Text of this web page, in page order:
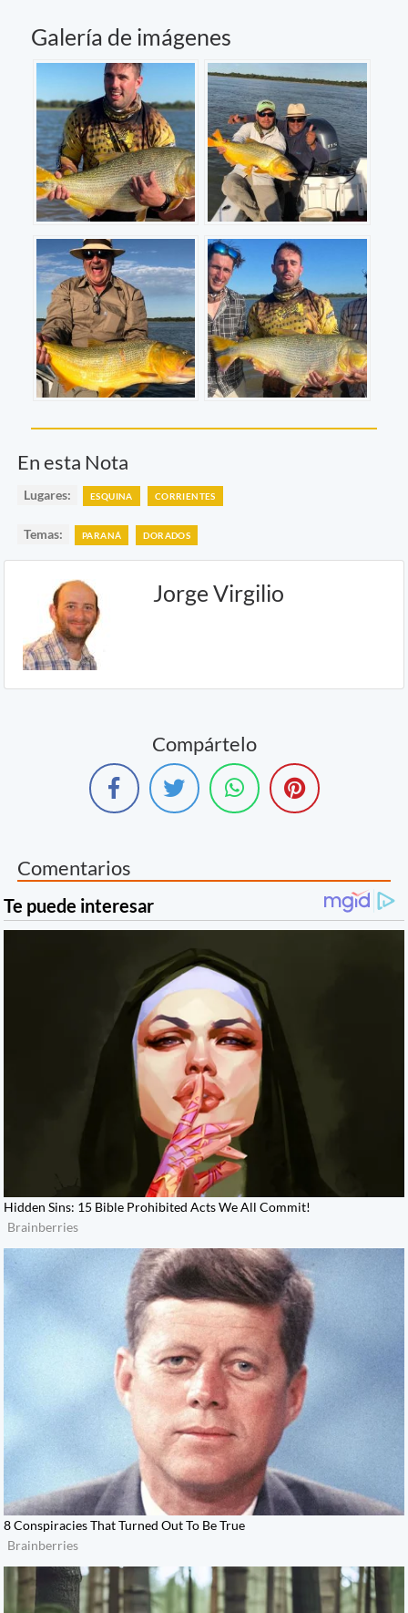
Galería de imágenes
En esta Nota
Lugares: ESQUINA CORRIENTES
Temas: PARANÁ DORADOS
Jorge Virgilio
Compártelo
Comentarios